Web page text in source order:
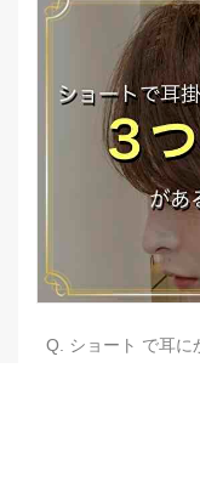
Q. ショート で耳に